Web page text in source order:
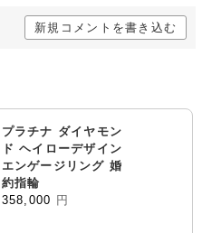
新規コメントを書き込む
プラチナ ダイヤモン
ド ヘイローデザイン
エンゲージリング 婚
約指輪
358,000 円